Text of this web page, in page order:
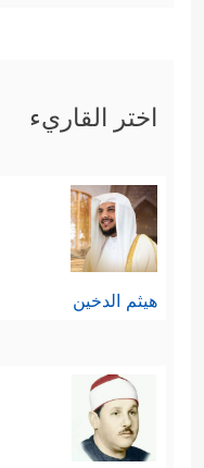
اختر القاريء
هيثم الدخين